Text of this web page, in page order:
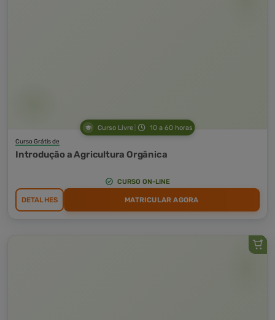
Curso Livre 10 a 60 horas
Curso Grátis de
Introdução a Agricultura Orgânica
CURSO ON-LINE
DETALHES MATRICULAR AGORA